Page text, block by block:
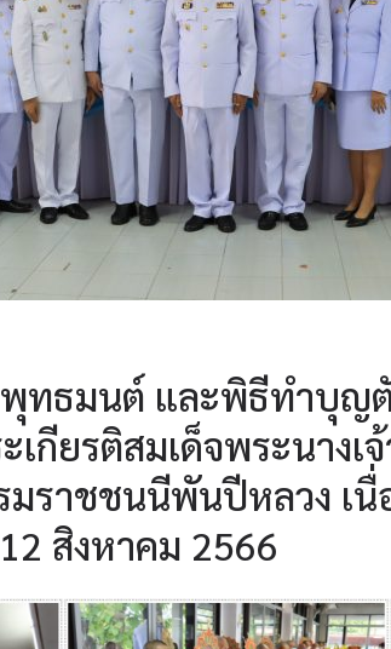
ทธมนต์ และพิธีทำบุญ
เกียรติสมเด็จพระนางเ
ราชชนนีพันปีหลวง เนื่
สิงหาคม 2566